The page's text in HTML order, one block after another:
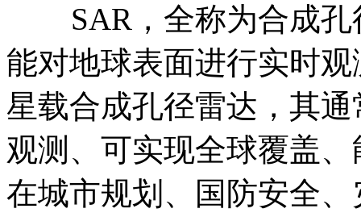
SAR，全称为合成孔
能对地球表面进行实时
星载合成孔径雷达，其
观测、可实现全球覆盖
在城市规划、国防安全